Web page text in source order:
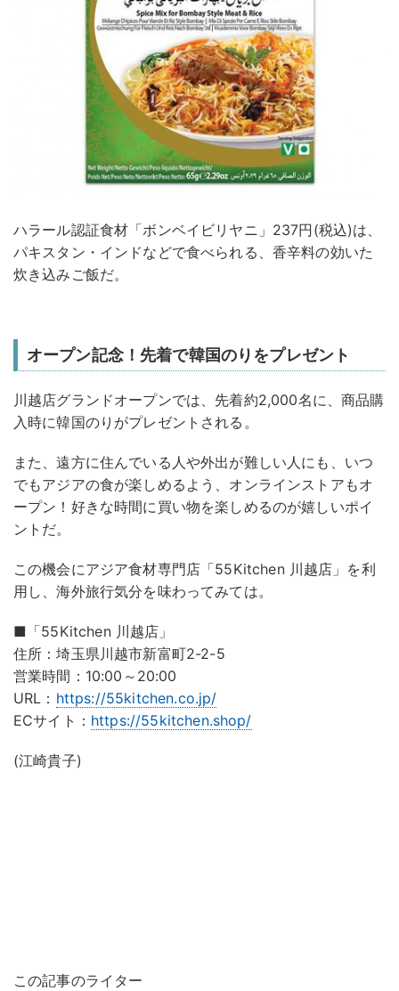
ハラール認証食材「ボンベイビリヤニ」237円(税込)は、
パキスタン・インドなどで食べられる、香辛料の効いた
炊き込みご飯だ。
オープン記念！先着で韓国のりをプレゼント
川越店グランドオープンでは、先着約2,000名に、商品購
入時に韓国のりがプレゼントされる。
また、遠方に住んでいる人や外出が難しい人にも、いつ
でもアジアの食が楽しめるよう、オンラインストアもオ
ープン！好きな時間に買い物を楽しめるのが嬉しいポイ
ントだ。
この機会にアジア食材専門店「55Kitchen 川越店」を利
用し、海外旅行気分を味わってみては。
■「55Kitchen 川越店」
住所：埼玉県川越市新富町2-2-5
営業時間：10:00～20:00
URL： https://55kitchen.co.jp/
ECサイト： https://55kitchen.shop/
(江崎貴子)
この記事のライター